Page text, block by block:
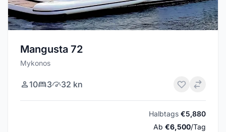
Mangusta 72
Mykonos
10 3 32 kn
Halbtags €5,880
Ab €6,500/Tag